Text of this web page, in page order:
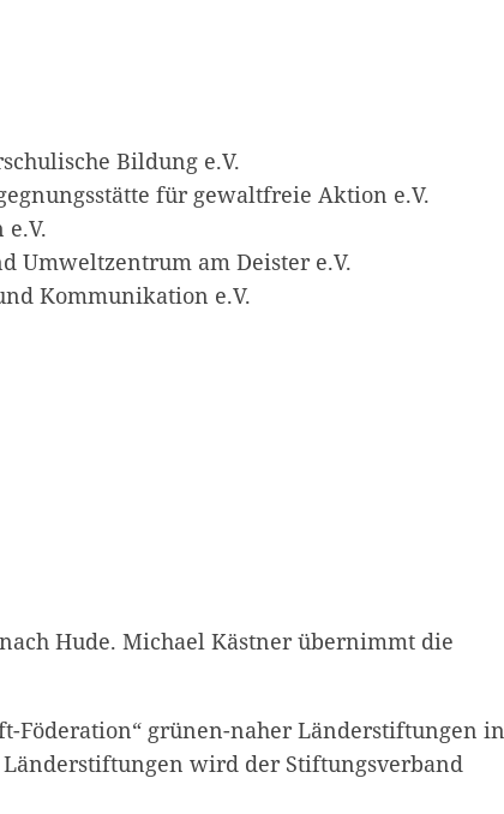
Bildung e.V.
für gewaltfreie Aktion e.V.
Umweltzentrum am Deister e.V.
Kommunikation e.V.
Hude. Michael Kästner übernimmt die
Föderation“ grünen-naher Länderstiftungen in
wird der Stiftungsverband